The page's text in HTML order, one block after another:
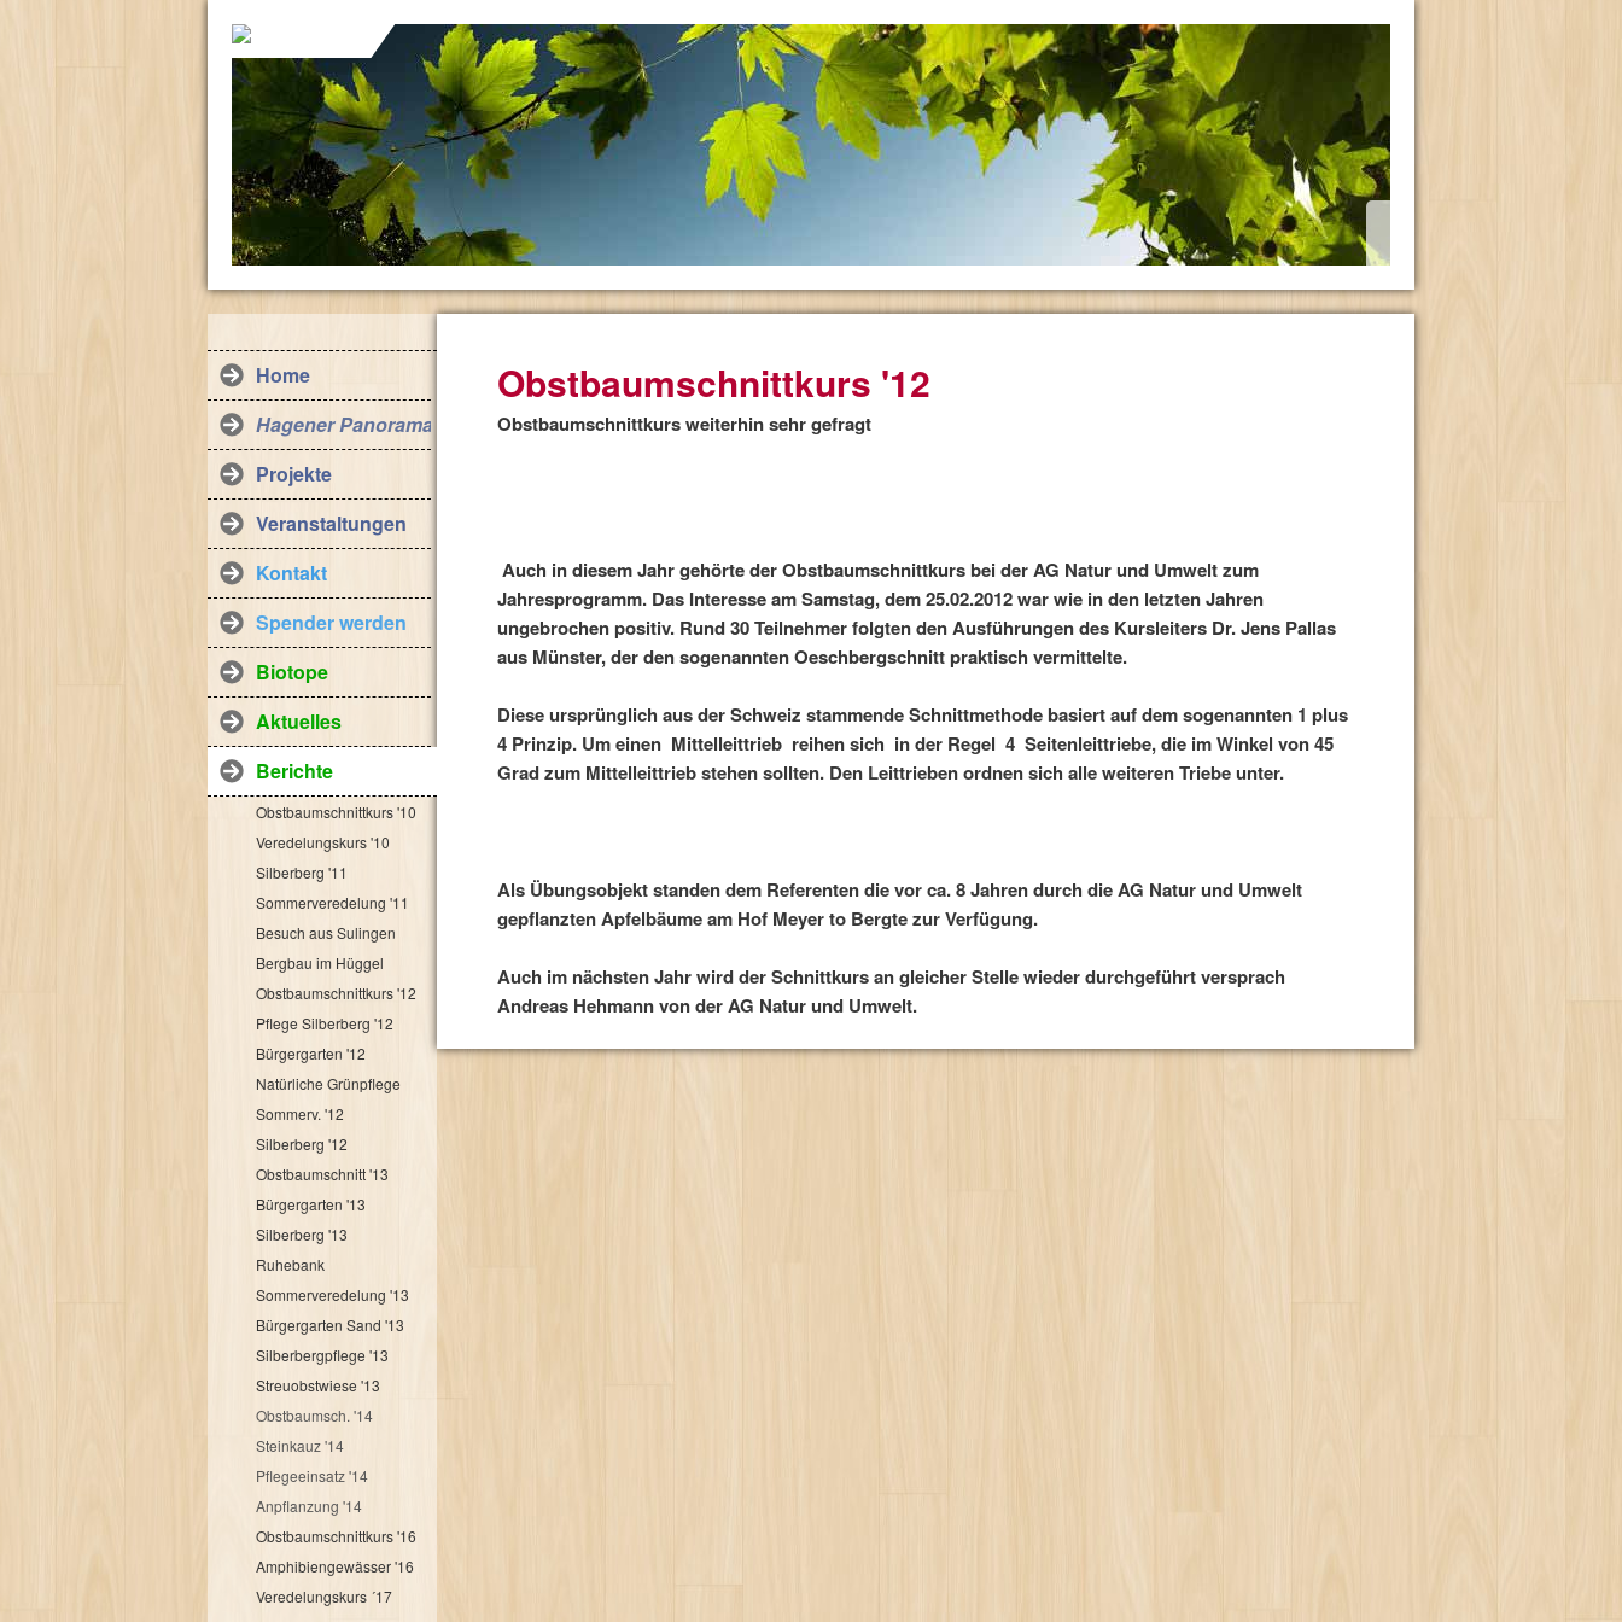
Home
Hagener Panorama
Projekte
Veranstaltungen
Kontakt
Spender werden
Biotope
Aktuelles
Berichte
Obstbaumschnittkurs '10
Veredelungskurs '10
Silberberg '11
Sommerveredelung '11
Besuch aus Sulingen
Bergbau im Hüggel
Obstbaumschnittkurs '12
Pflege Silberberg '12
Bürgergarten '12
Natürliche Grünpflege
Sommerv. '12
Silberberg '12
Obstbaumschnitt '13
Bürgergarten '13
Silberberg '13
Ruhebank
Sommerveredelung '13
Bürgergarten Sand '13
Silberbergpflege '13
Streuobstwiese '13
Obstbaumsch. '14
Steinkauz '14
Pflegeeinsatz '14
Anpflanzung '14
Obstbaumschnittkurs '16
Amphibiengewässer '16
Veredelungskurs ´17
Obstbaumschnittkurs '12
Obstbaumschnittkurs weiterhin sehr gefragt
Auch in diesem Jahr gehörte der Obstbaumschnittkurs bei der AG Natur und Umwelt zum
Jahresprogramm. Das Interesse am Samstag, dem 25.02.2012 war wie in den letzten Jahren
ungebrochen positiv. Rund 30 Teilnehmer folgten den Ausführungen des Kursleiters Dr. Jens Pallas
aus Münster, der den sogenannten Oeschbergschnitt praktisch vermittelte.
Diese ursprünglich aus der Schweiz stammende Schnittmethode basiert auf dem sogenannten 1 plus
4 Prinzip. Um einen Mittelleittrieb reihen sich in der Regel 4 Seitenleittriebe, die im Winkel von 45
Grad zum Mittelleittrieb stehen sollten. Den Leittrieben ordnen sich alle weiteren Triebe unter.
Als Übungsobjekt standen dem Referenten die vor ca. 8 Jahren durch die AG Natur und Umwelt
gepflanzten Apfelbäume am Hof Meyer to Bergte zur Verfügung.
Auch im nächsten Jahr wird der Schnittkurs an gleicher Stelle wieder durchgeführt versprach
Andreas Hehmann von der AG Natur und Umwelt.